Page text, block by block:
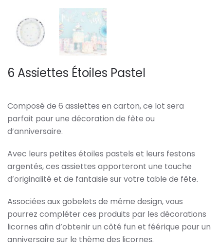
6 Assiettes Étoiles Pastel
Composé de 6 assiettes en carton, ce lot sera
parfait pour une décoration de fête ou
d’anniversaire.
Avec leurs petites étoiles pastels et leurs festons
argentés, ces assiettes apporteront une touche
d’originalité et de fantaisie sur votre table de fête.
Associées aux gobelets de même design, vous
pourrez compléter ces produits par les décorations
licornes afin d’obtenir un côté fun et féérique pour un
anniversaire sur le thème des licornes.